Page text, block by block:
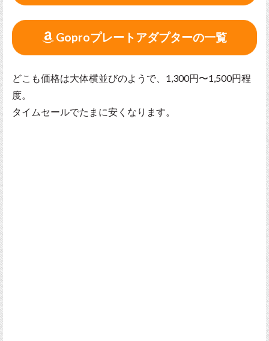
Goproプレートアダプターの一覧
どこも価格は大体横並びのようで、1,300円〜1,500円程
度。
タイムセールでたまに安くなります。